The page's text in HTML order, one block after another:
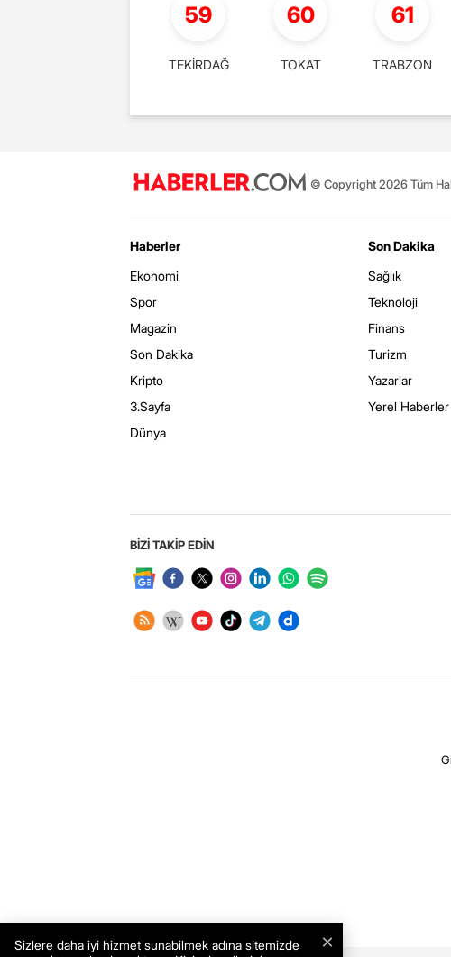
59
TEKİRDAĞ
60
TOKAT
61
TRABZON
© Copyright 2026 Tüm
Haberler
Ekonomi
Spor
Magazin
Son Dakika
Kripto
3.Sayfa
Dünya
Son Dakika
Sağlık
Teknoloji
Finans
Turizm
Yazarlar
Yerel Haberler
BİZİ TAKİP EDİN
×
Sizlere daha iyi hizmet sunabilmek adına sitemizde